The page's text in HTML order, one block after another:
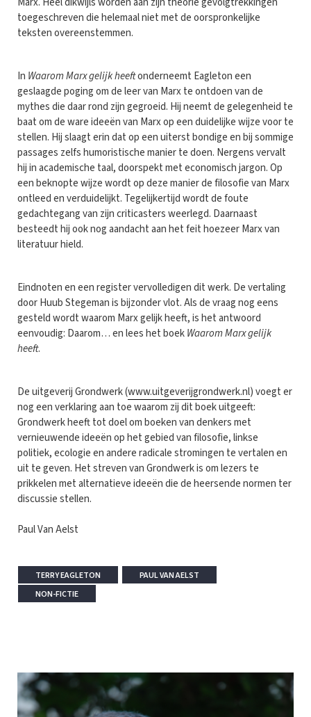
toegeschreven die helemaal niet met de oorspronkelijke
teksten overeenstemmen.
In Waarom Marx gelijk heeftonderneemt Eagleton een
geslaagde poging om de leer van Marx te ontdoen van de
mythes die daar rond zijn gegroeid. Hij neemt de gelegenheid te
baat om de ware ideeën van Marx op een duidelijke wijze voor te
stellen. Hij slaagt erin dat op een uiterst bondige en bij sommige
passages zelfs humoristische manier te doen. Nergens vervalt
hij in academische taal, doorspekt met economisch jargon. Op
een beknopte wijze wordt op deze manier de filosofie van Marx
ontleed en verduidelijkt. Tegelijkertijd wordt de foute
gedachtegang van zijn criticasters weerlegd. Daarnaast
besteedt hij ook nog aandacht aan het feit hoezeer Marx van
literatuur hield.
Eindnoten en een register vervolledigen dit werk. De vertaling
door Huub Stegeman is bijzonder vlot. Als de vraag nog eens
gesteld wordt waarom Marx gelijk heeft, is het antwoord
eenvoudig: Daarom… en lees het boekWaarom Marx gelijk
heeft.
De uitgeverij Grondwerk (www.uitgeverijgrondwerk.nl) voegt er
nog een verklaring aan toe waarom zij dit boek uitgeeft:
Grondwerk heeft tot doel om boeken van denkers met
vernieuwende ideeën op het gebied van filosofie, linkse
politiek, ecologie en andere radicale stromingen te vertalen en
uit te geven. Het streven van Grondwerk is om lezers te
prikkelen met alternatieve ideeën die de heersende normen ter
discussie stellen.
Paul Van Aelst
TERRY EAGLETON
PAUL VAN AELST
NON-FICTIE